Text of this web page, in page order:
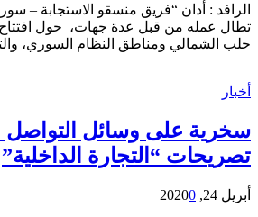
الرافد : أدان “فريق منسقو الاستجابة –
تطال عمله من قبل عدة جهات، حول
حلب الشمالي ومناطق النظام السوري،
أخبار
سخرية على وسائل التواصل
تصريحات “التجارة الداخلية”
أبريل 24, 2020 0